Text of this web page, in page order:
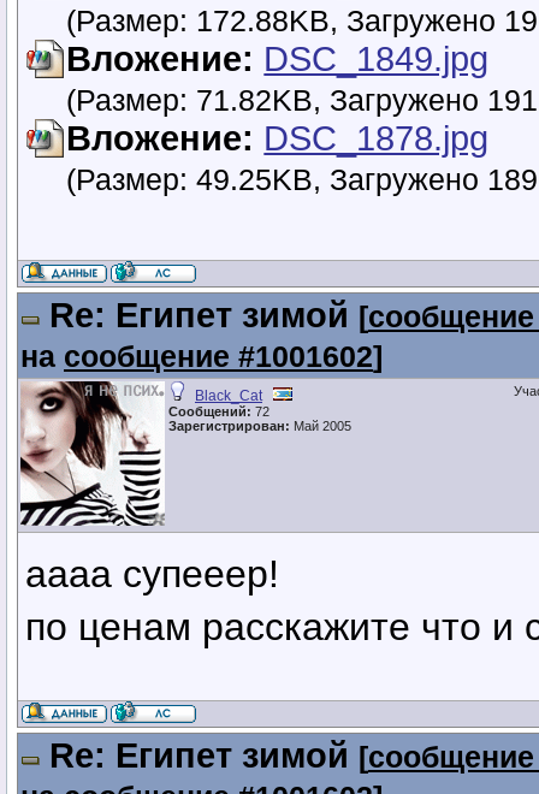
(Размер: 172.88KB, Загружено
Вложение: DSC_1849.jpg
(Размер: 71.82KB, Загружено
Вложение: DSC_1878.jpg
(Размер: 49.25KB, Загружено
Re: Египет зимой [сообщение
на сообщение #1001602]
Black_Cat
Сообщений: 72
Зарегистрирован: Май 2005
аааа супееер!
по ценам расскажите что и
Re: Египет зимой [сообщение